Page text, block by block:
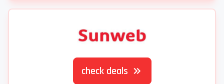
check deals